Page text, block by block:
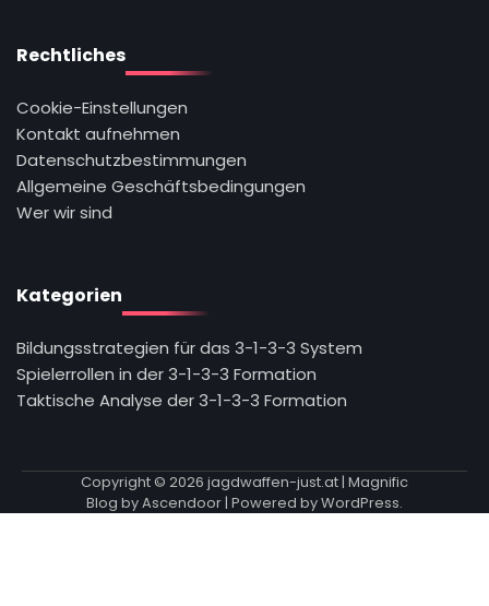
Rechtliches
Cookie-Einstellungen
Kontakt aufnehmen
Datenschutzbestimmungen
Allgemeine Geschäftsbedingungen
Wer wir sind
Kategorien
Bildungsstrategien für das 3-1-3-3 System
Spielerrollen in der 3-1-3-3 Formation
Taktische Analyse der 3-1-3-3 Formation
Copyright © 2026 jagdwaffen-just.at| Magnific
Blog byAscendoor| Powered byWordPress.